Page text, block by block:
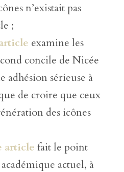
n’existait pas
;
examine les
concile de Nicée
adhésion sérieuse à
de croire que ceux
des icônes
article fait le point
actuel, à